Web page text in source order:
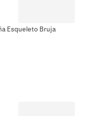
Esqueleto Bruja